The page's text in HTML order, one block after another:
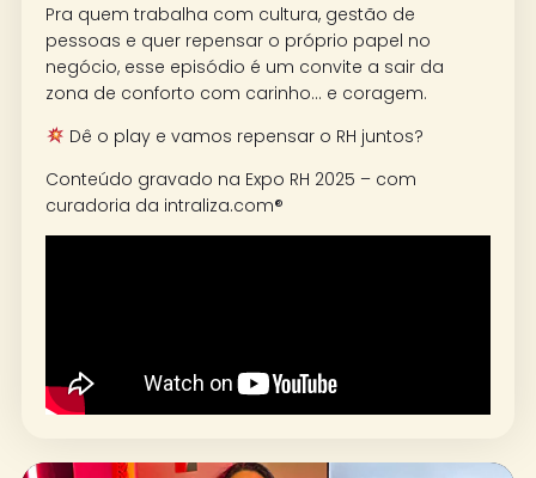
Pra quem trabalha com cultura, gestão de
pessoas e quer repensar o próprio papel no
negócio, esse episódio é um convite a sair da
zona de conforto com carinho… e coragem.
Dê o play e vamos repensar o RH juntos?
Conteúdo gravado na Expo RH 2025 – com
curadoria da intraliza.com®